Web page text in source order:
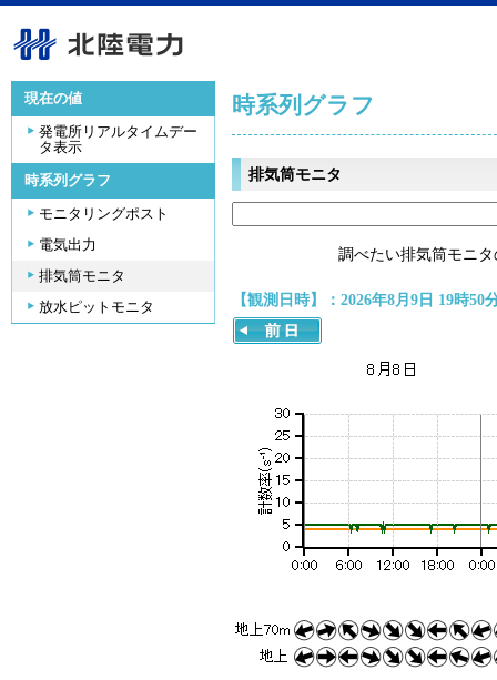
現在の値
発電所リアルタイムデー
タ表示
時系列グラフ
モニタリングポスト
電気出力
排気筒モニタ
放水ピットモニタ
時系列グラフ
排気筒モニタ
調べたい排気筒モニ
【観測日時】：2026年8月9日 19時50